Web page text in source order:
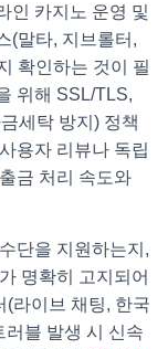
인 카지노 운영 및
(말타, 지브롤터,
확인하는 것이 필
위해 SSL/TLS,
세탁 방지) 정책
용자 리뷰나 독립
금 처리 속도와
단을 지원하는지,
명확히 고지되어
(라이브 채팅, 한국
러블 발생 시 신속